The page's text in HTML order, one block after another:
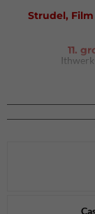
Strudel,
11.
DAV Kletter-